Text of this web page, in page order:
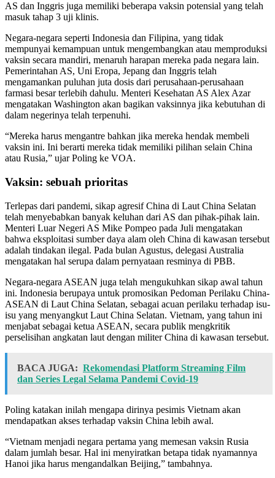
AS dan Inggris juga memiliki beberapa vaksin potensial yang telah
masuk tahap 3 uji klinis.
Negara-negara seperti Indonesia dan Filipina, yang tidak
mempunyai kemampuan untuk mengembangkan atau memproduksi
vaksin secara mandiri, menaruh harapan mereka pada negara lain.
Pemerintahan AS, Uni Eropa, Jepang dan Inggris telah
mengamankan puluhan juta dosis dari perusahaan-perusahaan
farmasi besar terlebih dahulu. Menteri Kesehatan AS Alex Azar
mengatakan Washington akan bagikan vaksinnya jika kebutuhan di
dalam negerinya telah terpenuhi.
“Mereka harus mengantre bahkan jika mereka hendak membeli
vaksin ini. Ini berarti mereka tidak memiliki pilihan selain China
atau Rusia,” ujar Poling ke VOA.
Vaksin: sebuah prioritas
Terlepas dari pandemi, sikap agresif China di Laut China Selatan
telah menyebabkan banyak keluhan dari AS dan pihak-pihak lain.
Menteri Luar Negeri AS Mike Pompeo pada Juli mengatakan
bahwa eksploitasi sumber daya alam oleh China di kawasan tersebut
adalah tindakan ilegal. Pada bulan Agustus, delegasi Australia
mengatakan hal serupa dalam pernyataan resminya di PBB.
Negara-negara ASEAN juga telah mengukuhkan sikap awal tahun
ini. Indonesia berupaya untuk promosikan Pedoman Perilaku China-
ASEAN di Laut China Selatan, sebagai acuan perilaku terhadap isu-
isu yang menyangkut Laut China Selatan. Vietnam, yang tahun ini
menjabat sebagai ketua ASEAN, secara publik mengkritik
perselisihan angkatan laut dengan militer China di kawasan tersebut.
BACA JUGA: Rekomendasi Platform Streaming Film
dan Series Legal Selama Pandemi Covid-19
Poling katakan inilah mengapa dirinya pesimis Vietnam akan
mendapatkan akses terhadap vaksin China lebih awal.
“Vietnam menjadi negara pertama yang memesan vaksin Rusia
dalam jumlah besar. Hal ini menyiratkan betapa tidak nyamannya
Hanoi jika harus mengandalkan Beijing,” tambahnya.